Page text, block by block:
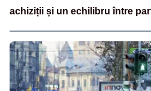
achiziții și un echilibru între